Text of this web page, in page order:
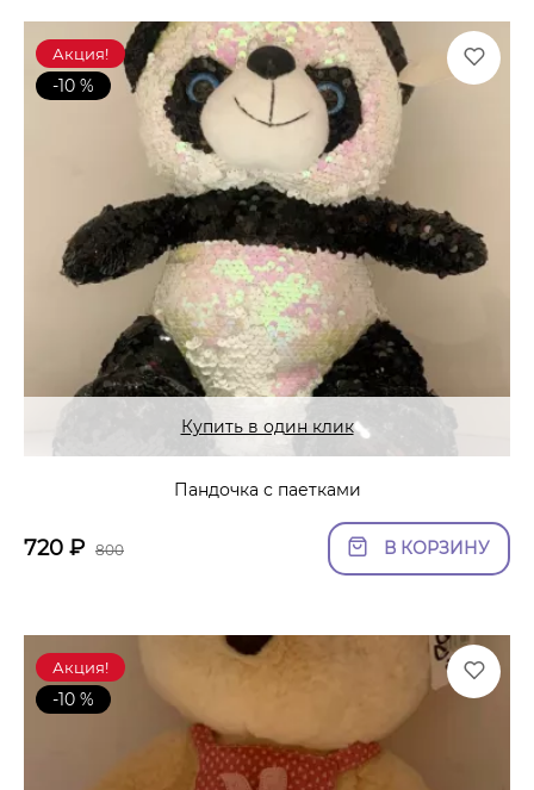
Акция!
-10 %
Купить в один клик
Пандочка с паетками
720 ₽ 800 В КОРЗИНУ
Акция!
-10 %